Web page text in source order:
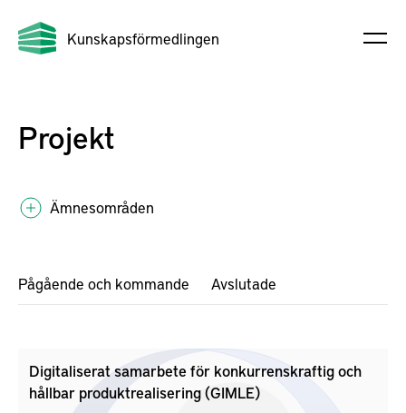
Kunskapsförmedlingen
Projekt
Ämnesområden
Pågående och kommande Avslutade
Digitaliserat samarbete för konkurrenskraftig och
hållbar produktrealisering (GIMLE)